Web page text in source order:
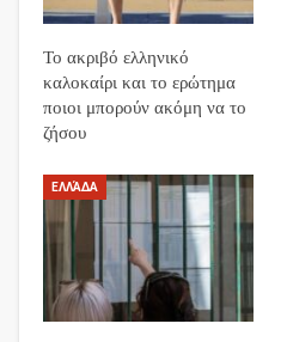
Το ακριβό ελληνικό
καλοκαίρι και το ερώτημα
ποιοι μπορούν ακόμη να το
ζήσου
ΕΛΛΆΔΑ